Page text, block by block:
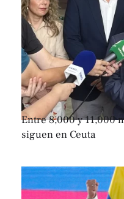
Entre 8,000 y 11,000
siguen en Ceuta